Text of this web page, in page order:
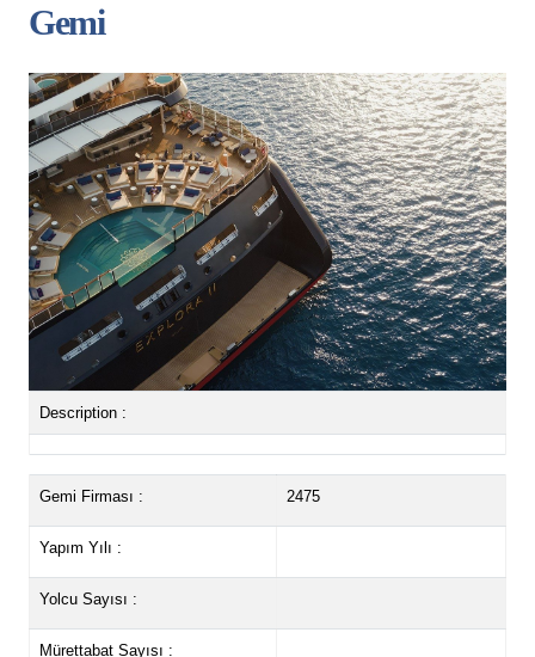
Gemi
Description :
Gemi Firması : 2475
Yapım Yılı :
Yolcu Sayısı :
Mürettabat Sayısı :